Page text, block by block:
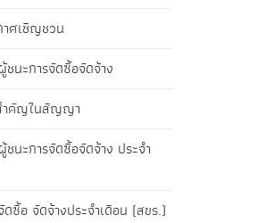
าศเชิญชวน
นะการจัดซื้อจัดจ้าง
ำคัญในสัญญา
นะการจัดซื้อจัดจ้าง ประจำ
ซื้อ จัดจ้างประจำเดือน (สขร.)